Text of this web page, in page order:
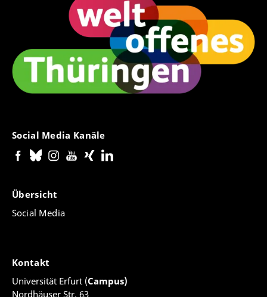
Social Media Kanäle
Übersicht
Social Media
Kontakt
Universität Erfurt (Campus)
Nordhäuser Str. 63